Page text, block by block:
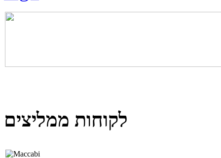
לקוחות ממליצים